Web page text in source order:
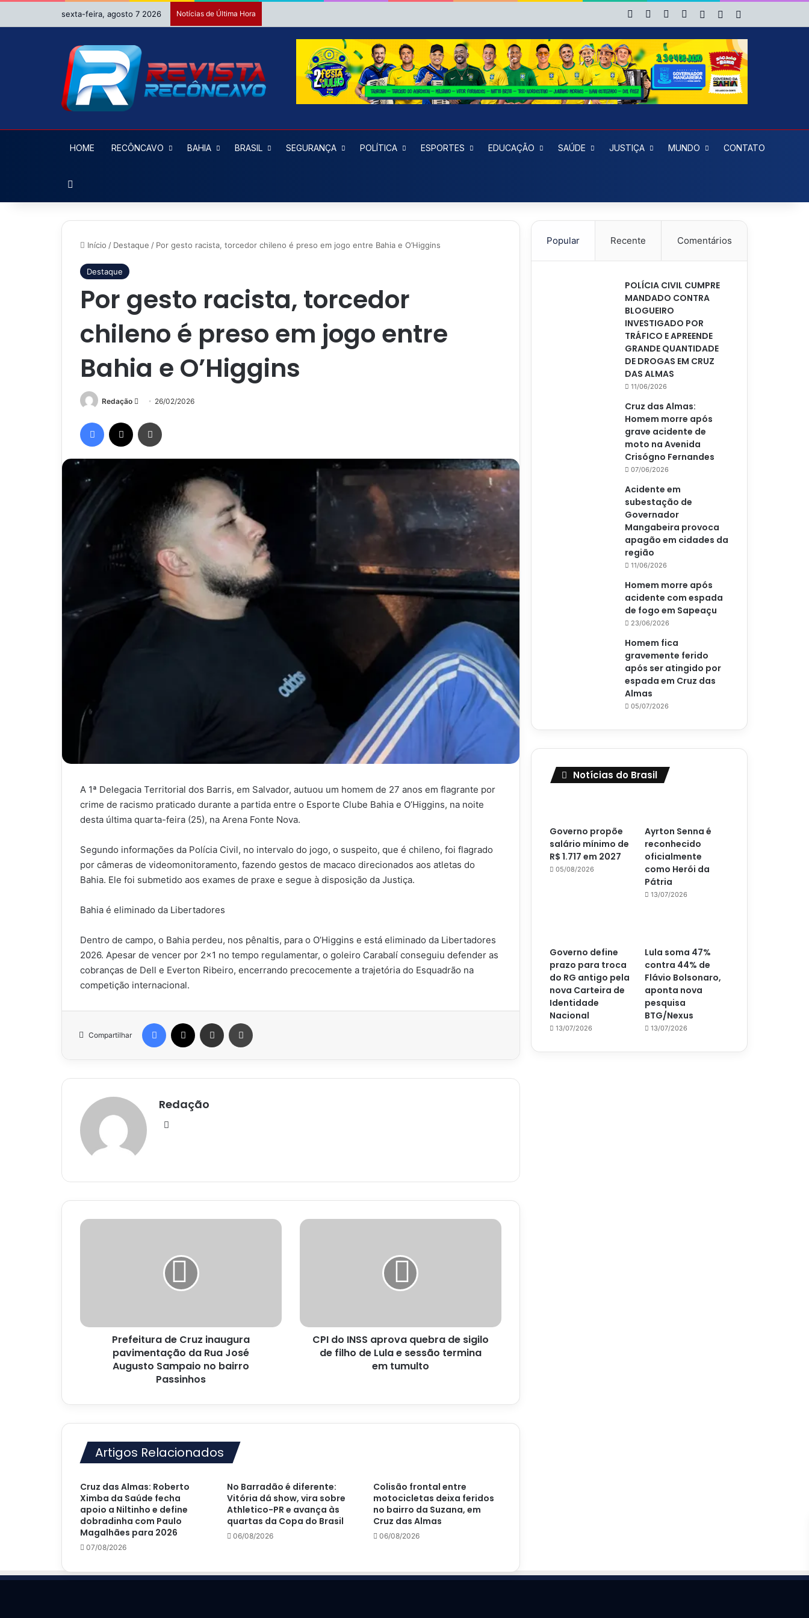
sexta-feira, agosto 7 2026 Notícias de Última Hora Facebook YouTubeInstagram
Entrar Artigo aleatório
HOME RECÔNCAVO BAHIA BRASIL SEGURANÇA POLÍTICA ESPORTES EDUCAÇÃO SAÚDE JUSTIÇA MUNDO CONTATO
Início / Destaque / Por gesto racista, torcedor chileno é preso em jogo entre Bahia e O’Higgins
Destaque
Por gesto racista, torcedor
chileno é preso em jogo entre
Bahia e O’Higgins
Redação
Mande
e-
mail
26/02/2026
Facebook
A 1ª Delegacia Territorial dos Barris, em Salvador, autuou um homem de 27 anos em flagrante por
crime de racismo praticado durante a partida entre o Esporte Clube Bahia e O’Higgins, na noite
desta última quarta-feira (25), na Arena Fonte Nova.
Segundo informações da Polícia Civil, no intervalo do jogo, o suspeito, que é chileno, foi flagrado
por câmeras de videomonitoramento, fazendo gestos de macaco direcionados aos atletas do
Bahia. Ele foi submetido aos exames de praxe e segue à disposição da Justiça.
Bahia é eliminado da Libertadores
Dentro de campo, o Bahia perdeu, nos pênaltis, para o O’Higgins e está eliminado da Libertadores
2026. Apesar de vencer por 2×1 no tempo regulamentar, o goleiro Carabalí conseguiu defender as
cobranças de Dell e Everton Ribeiro, encerrando precocemente a trajetória do Esquadrão na
competição internacional.
Compartilhar
Facebook Compartilhar via e-mail
Redação
Prefeitura
Augusto
Prefeitura de Cruz inaugura
pavimentação da Rua José
Augusto Sampaio no bairro
Passinhos
CPI
filho
CPI do INSS aprova quebra de sigilo
de filho de Lula e sessão termina
em tumulto
Artigos Relacionados
Cruz das Almas: Roberto
Ximba da Saúde fecha
apoio a Niltinho e define
dobradinha com Paulo
Magalhães para 2026
07/08/2026
No Barradão é diferente:
Vitória dá show, vira sobre
Athletico-PR e avança às
quartas da Copa do Brasil
06/08/2026
Colisão frontal entre
motocicletas deixa feridos
no bairro da Suzana, em
Cruz das Almas
06/08/2026
Popular Recente Comentários
POLÍCIA CIVIL CUMPRE
MANDADO CONTRA
BLOGUEIRO
INVESTIGADO POR
TRÁFICO E APREENDE
GRANDE QUANTIDADE
DE DROGAS EM CRUZ
DAS ALMAS
11/06/2026
Cruz das Almas:
Homem morre após
grave acidente de
moto na Avenida
Crisógno Fernandes
07/06/2026
Acidente em
subestação de
Governador
Mangabeira provoca
apagão em cidades da
região
11/06/2026
Homem morre após
acidente com espada
de fogo em Sapeaçu
23/06/2026
Homem fica
gravemente ferido
após ser atingido por
espada em Cruz das
Almas
05/07/2026
Notícias do Brasil
Governo propõe
salário mínimo de
R$ 1.717 em 2027
05/08/2026
Ayrton Senna é
reconhecido
oficialmente
como Herói da
Pátria
13/07/2026
Governo define
prazo para troca
do RG antigo pela
nova Carteira de
Identidade
Nacional
13/07/2026
Lula soma 47%
contra 44% de
Flávio Bolsonaro,
aponta nova
pesquisa
BTG/Nexus
13/07/2026